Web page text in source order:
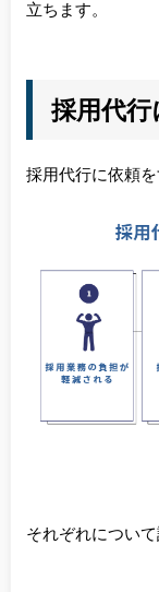
立ちます。
採用代
採用代行に依頼
それぞれについて